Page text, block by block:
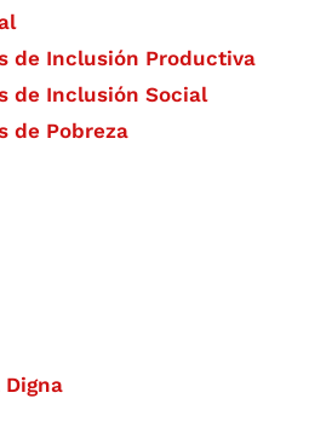
de Inclusión Productiva
de Inclusión Social
de Pobreza
Digna